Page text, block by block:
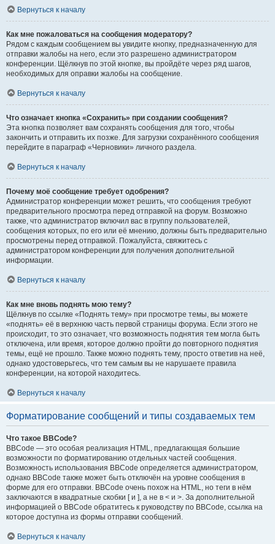
Вернуться к началу
Как мне пожаловаться на сообщения модератору?
Рядом с каждым сообщением вы увидите кнопку, предназначенную для
отправки жалобы на него, если это разрешено администратором
конференции. Щёлкнув по этой кнопке, вы пройдёте через ряд шагов,
необходимых для оправки жалобы на сообщение.
Вернуться к началу
Что означает кнопка «Сохранить» при создании сообщения?
Эта кнопка позволяет вам сохранять сообщения для того, чтобы
закончить и отправить их позже. Для загрузки сохранённого сообщения
перейдите в параграф «Черновики» личного раздела.
Вернуться к началу
Почему моё сообщение требует одобрения?
Администратор конференции может решить, что сообщения требуют
предварительного просмотра перед отправкой на форум. Возможно
также, что администратор включил вас в группу пользователей,
сообщения которых, по его или её мнению, должны быть предварительно
просмотрены перед отправкой. Пожалуйста, свяжитесь с
администратором конференции для получения дополнительной
информации.
Вернуться к началу
Как мне вновь поднять мою тему?
Щёлкнув по ссылке «Поднять тему» при просмотре темы, вы можете
«поднять» её в верхнюю часть первой страницы форума. Если этого не
происходит, то это означает, что возможность поднятия тем могла быть
отключена, или время, которое должно пройти до повторного поднятия
темы, ещё не прошло. Также можно поднять тему, просто ответив на неё,
однако удостоверьтесь, что тем самым вы не нарушаете правила
конференции, на которой находитесь.
Вернуться к началу
Форматирование сообщений и типы создаваемых тем
Что такое BBCode?
BBCode — это особая реализация HTML, предлагающая большие
возможности по форматированию отдельных частей сообщения.
Возможность использования BBCode определяется администратором,
однако BBCode также может быть отключён на уровне сообщения в
форме для его отправки. BBCode очень похож на HTML, но теги в нём
заключаются в квадратные скобки [ и ], а не в < и >. За дополнительной
информацией о BBCode обратитесь к руководству по BBCode, ссылка на
которое доступна из формы отправки сообщений.
Вернуться к началу